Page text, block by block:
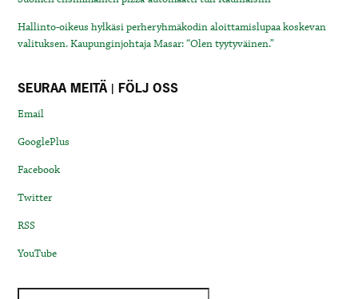
Hallinto-oikeus hylkäsi perheryhmäkodin aloittamislupaa koskevan
valituksen. Kaupunginjohtaja Masar: “Olen tyytyväinen.”
SEURAA MEITÄ | FÖLJ OSS
Email
GooglePlus
Facebook
Twitter
RSS
YouTube